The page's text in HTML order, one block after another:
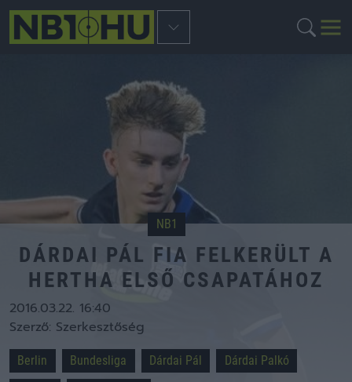
NB1
DÁRDAI PÁL FIA FELKERÜLT A
HERTHA ELSŐ CSAPATÁHOZ
2016.03.22. 16:40
Szerző: Szerkesztőség
Berlin Bundesliga Dárdai Pál
Dárdai Palkó